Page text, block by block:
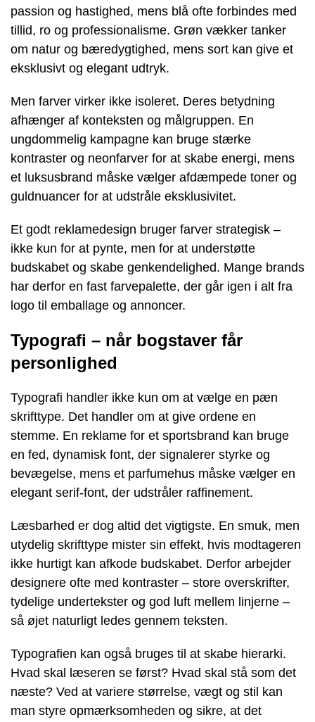
passion og hastighed, mens blå ofte forbindes med
tillid, ro og professionalisme. Grøn vækker tanker
om natur og bæredygtighed, mens sort kan give et
eksklusivt og elegant udtryk.
Men farver virker ikke isoleret. Deres betydning
afhænger af konteksten og målgruppen. En
ungdommelig kampagne kan bruge stærke
kontraster og neonfarver for at skabe energi, mens
et luksusbrand måske vælger afdæmpede toner og
guldnuancer for at udstråle eksklusivitet.
Et godt reklamedesign bruger farver strategisk –
ikke kun for at pynte, men for at understøtte
budskabet og skabe genkendelighed. Mange brands
har derfor en fast farvepalette, der går igen i alt fra
logo til emballage og annoncer.
Typografi – når bogstaver får
personlighed
Typografi handler ikke kun om at vælge en pæn
skrifttype. Det handler om at give ordene en
stemme. En reklame for et sportsbrand kan bruge
en fed, dynamisk font, der signalerer styrke og
bevægelse, mens et parfumehus måske vælger en
elegant serif-font, der udstråler raffinement.
Læsbarhed er dog altid det vigtigste. En smuk, men
utydelig skrifttype mister sin effekt, hvis modtageren
ikke hurtigt kan afkode budskabet. Derfor arbejder
designere ofte med kontraster – store overskrifter,
tydelige undertekster og god luft mellem linjerne –
så øjet naturligt ledes gennem teksten.
Typografien kan også bruges til at skabe hierarki.
Hvad skal læseren se først? Hvad skal stå som det
næste? Ved at variere størrelse, vægt og stil kan
man styre opmærksomheden og sikre, at det